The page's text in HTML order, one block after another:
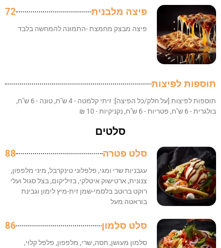
פיצה מלבנית 72
פיצה מבצק מחמצת -התמונה להמחשה בלבד
תוספות לפיצות
תוספות לפיצות [על חלק/כל הפיצה]: זיתי קלמטה - 4 ש"ח, טונה - 6 ש"ח,
בולגרית - 6 ש"ח, פטריות - 6 ש"ח, נקניקיות - 10 ₪
סלטים
סלט פטרה 88
עגבניות שרי ומגי, פלפלוני טינקרבל, מיני מלפפון,
צנונית, ארטישוק איטלקי, בזיליקום, בצל סגול ועלי
רוקט ברוטב בלסמי-שמן זית-מיץ לימון וגבינת
בוראטה מעל
סלט סלמון 86
סלמון מעושן, חסה, שרי, מלפפון, פלפל קלוי,